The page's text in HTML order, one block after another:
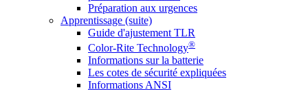
Préparation aux urgences
Apprentissage (suite)
Guide d'ajustement TLR
Color-Rite Technology®
Informations sur la batterie
Les cotes de sécurité expliquées
Informations ANSI